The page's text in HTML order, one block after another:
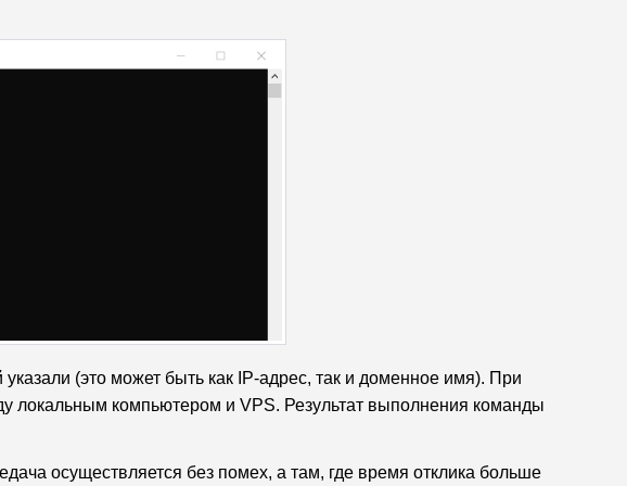
(это может быть как IP-адрес, так и доменное имя). При
локальным компьютером и VPS. Результат выполнения команды
осуществляется без помех, а там, где время отклика больше